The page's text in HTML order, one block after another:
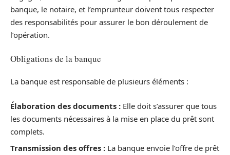
banque, le notaire, et l’emprunteur doivent tous respecter
des responsabilités pour assurer le bon déroulement de
l’opération.
Obligations de la banque
La banque est responsable de plusieurs éléments :
Élaboration des documents : Elle doit s’assurer que tous
les documents nécessaires à la mise en place du prêt sont
complets.
Transmission des offres : La banque envoie l’offre de prêt